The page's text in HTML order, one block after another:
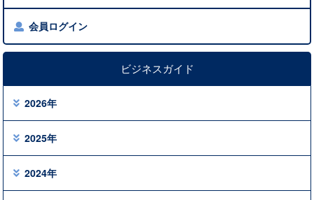
会員ログイン
ビジネスガイド
2026年
2025年
2024年